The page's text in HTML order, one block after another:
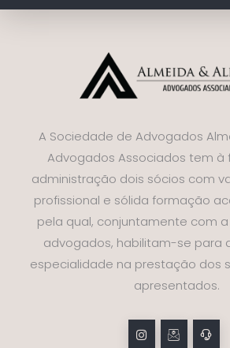
A Sociedade de Advogados
Advogados Associados tem à
administração dois sócios com
profissional e sólida formação
pela qual, conjuntamente com
advogados, habilitam-se para
especialidade na prestação dos
apresentados.